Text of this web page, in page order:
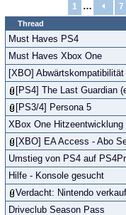
1 … 7
Thread
Must Haves PS4
Must Haves Xbox One
[XBO]
[PS4] The Last Guardian
[PS3/4] Persona 5
XBox One Hitzeentwicklung
[XBO] EA Access - Abo
Umstieg von PS4 auf
Hilfe - Konsole gesucht
Verdacht: Nintendo
Driveclub Season Pass